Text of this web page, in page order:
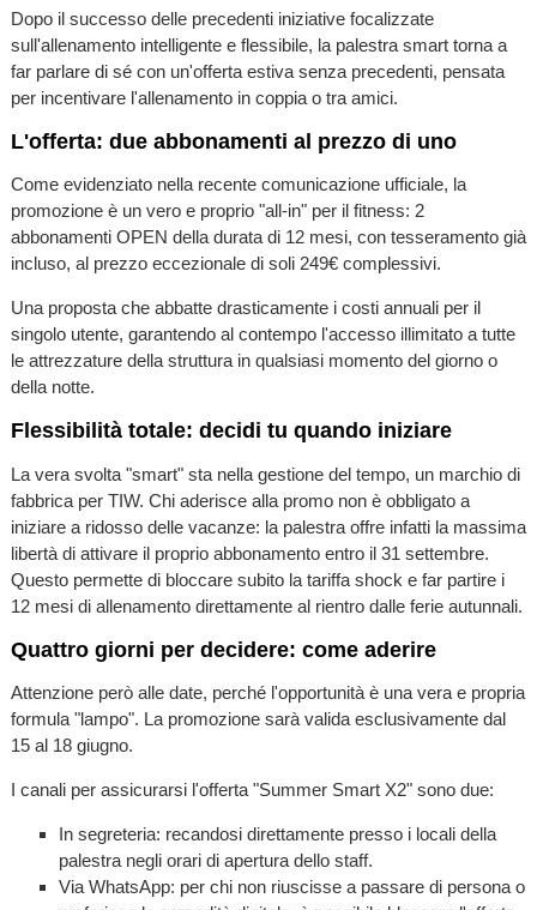
Dopo il successo delle precedenti iniziative focalizzate
sull'allenamento intelligente e flessibile, la palestra smart torna a
far parlare di sé con un'offerta estiva senza precedenti, pensata
per incentivare l'allenamento in coppia o tra amici.
L'offerta: due abbonamenti al prezzo di uno
Come evidenziato nella recente comunicazione ufficiale, la
promozione è un vero e proprio "all-in" per il fitness: 2
abbonamenti OPEN della durata di 12 mesi, con tesseramento già
incluso, al prezzo eccezionale di soli 249€ complessivi.
Una proposta che abbatte drasticamente i costi annuali per il
singolo utente, garantendo al contempo l'accesso illimitato a tutte
le attrezzature della struttura in qualsiasi momento del giorno o
della notte.
Flessibilità totale: decidi tu quando iniziare
La vera svolta "smart" sta nella gestione del tempo, un marchio di
fabbrica per TIW. Chi aderisce alla promo non è obbligato a
iniziare a ridosso delle vacanze: la palestra offre infatti la massima
libertà di attivare il proprio abbonamento entro il 31 settembre.
Questo permette di bloccare subito la tariffa shock e far partire i
12 mesi di allenamento direttamente al rientro dalle ferie autunnali.
Quattro giorni per decidere: come aderire
Attenzione però alle date, perché l'opportunità è una vera e propria
formula "lampo". La promozione sarà valida esclusivamente dal
15 al 18 giugno.
I canali per assicurarsi l'offerta "Summer Smart X2" sono due:
In segreteria: recandosi direttamente presso i locali della
palestra negli orari di apertura dello staff.
Via WhatsApp: per chi non riuscisse a passare di persona o